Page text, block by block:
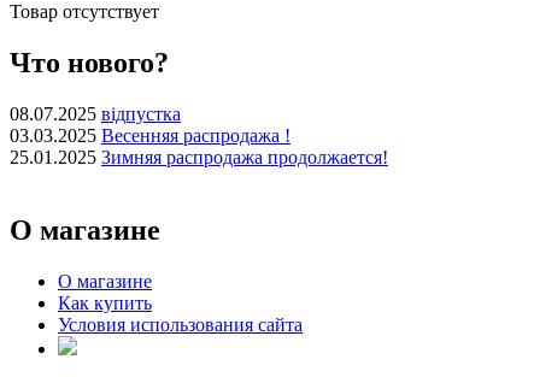
Товар отсутствует
Что нового?
08.07.2025 відпустка
03.03.2025 Весенняя распродажа !
25.01.2025 Зимняя распродажа продолжается!
О магазине
О магазине
Как купить
Условия использования сайта